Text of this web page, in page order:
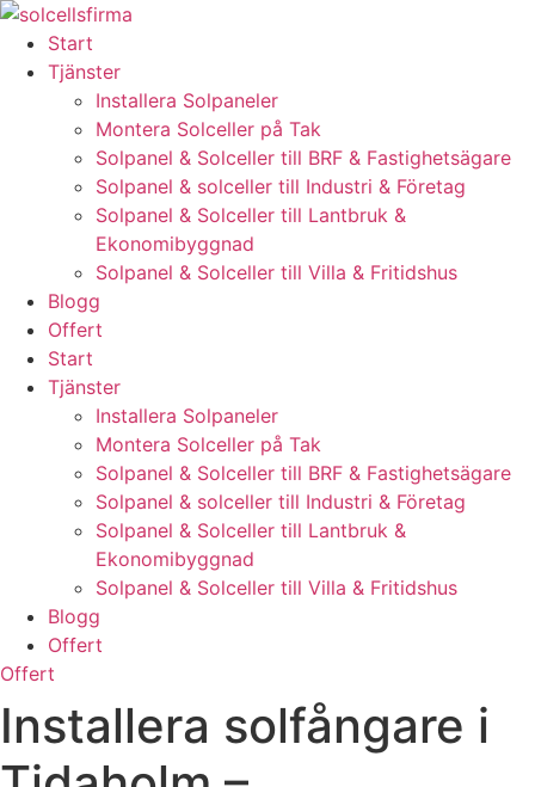
Skip
content
Start
Tjänster
Installera Solpaneler
Montera Solceller på Tak
Solpanel & Solceller till BRF & Fastighetsägare
Solpanel & solceller till Industri & Företag
Solpanel & Solceller till Lantbruk &
Ekonomibyggnad
Solpanel & Solceller till Villa & Fritidshus
Blogg
Offert
Start
Tjänster
Installera Solpaneler
Montera Solceller på Tak
Solpanel & Solceller till BRF & Fastighetsägare
Solpanel & solceller till Industri & Företag
Solpanel & Solceller till Lantbruk &
Ekonomibyggnad
Solpanel & Solceller till Villa & Fritidshus
Blogg
Offert
Offert
Installera solfångare i